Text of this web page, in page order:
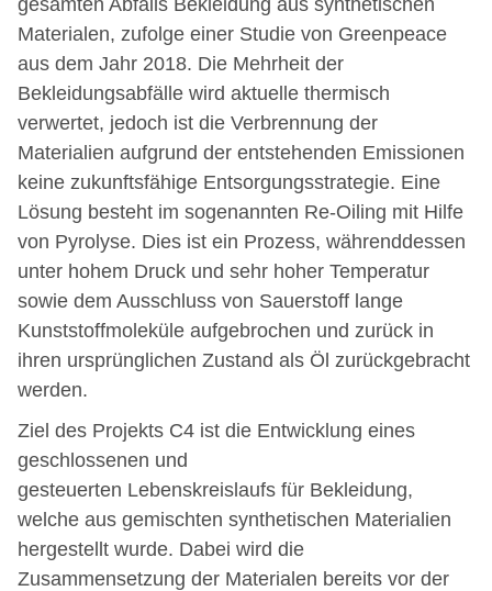
Materialen, zufolge einer Studie von Greenpeace
aus dem Jahr 2018. Die Mehrheit der
Bekleidungsabfälle wird aktuelle thermisch
verwertet, jedoch ist die Verbrennung der
Materialien aufgrund der entstehenden Emissionen
keine zukunftsfähige Entsorgungsstrategie. Eine
Lösung besteht im sogenannten Re-Oiling mit Hilfe
von Pyrolyse. Dies ist ein Prozess, währenddessen
unter hohem Druck und sehr hoher Temperatur
sowie dem Ausschluss von Sauerstoff lange
Kunststoffmoleküle aufgebrochen und zurück in
ihren ursprünglichen Zustand als Öl zurückgebracht
werden.
Ziel des Projekts C4 ist die Entwicklung eines
geschlossenen und
gesteuerten Lebenskreislaufs für Bekleidung,
welche aus gemischten synthetischen Materialien
hergestellt wurde. Dabei wird die
Zusammensetzung der Materialen bereits vor der